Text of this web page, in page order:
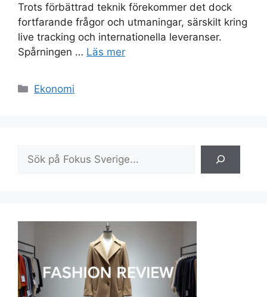
Trots förbättrad teknik förekommer det dock
fortfarande frågor och utmaningar, särskilt kring
live tracking och internationella leveranser.
Spårningen … Läs mer
Kategorier
Ekonomi